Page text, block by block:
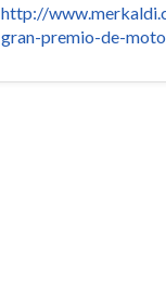
http://
gran-premio-de-